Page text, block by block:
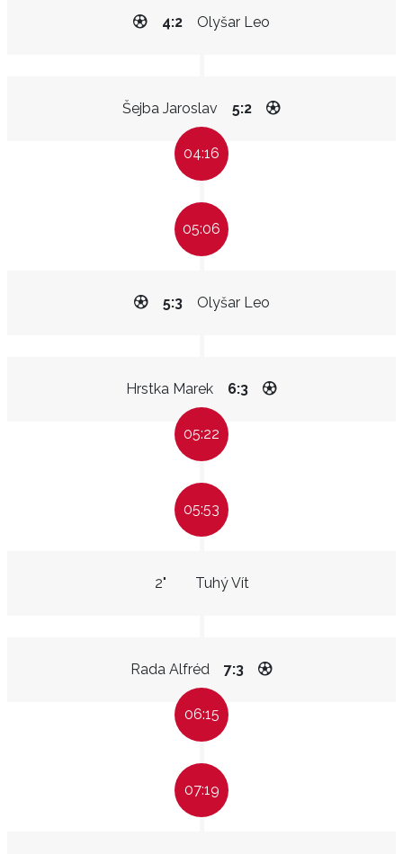
Olyšar Leo
4:2
Šejba Jaroslav 5:2
04:16
05:06
Olyšar Leo
5:3
Hrstka Marek 6:3
05:22
05:53
Tuhý Vít
2"
Rada Alfréd 7:3
06:15
07:19